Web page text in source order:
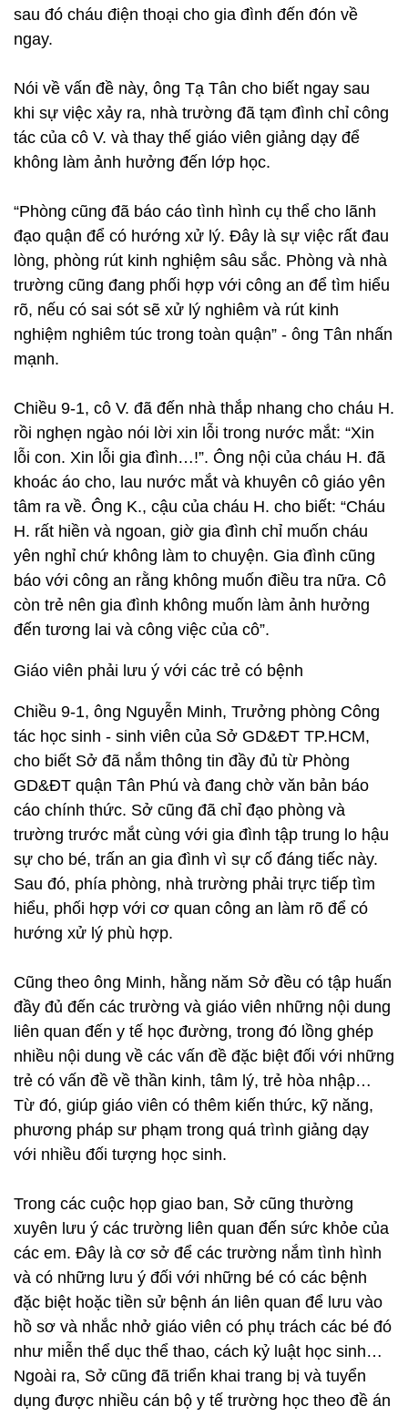
sau đó cháu điện thoại cho gia đình đến đón về
ngay.
Nói về vấn đề này, ông Tạ Tân cho biết ngay sau
khi sự việc xảy ra, nhà trường đã tạm đình chỉ công
tác của cô V. và thay thế giáo viên giảng dạy để
không làm ảnh hưởng đến lớp học.
“Phòng cũng đã báo cáo tình hình cụ thể cho lãnh
đạo quận để có hướng xử lý. Đây là sự việc rất đau
lòng, phòng rút kinh nghiệm sâu sắc. Phòng và nhà
trường cũng đang phối hợp với công an để tìm hiểu
rõ, nếu có sai sót sẽ xử lý nghiêm và rút kinh
nghiệm nghiêm túc trong toàn quận” - ông Tân nhấn
mạnh.
Chiều 9-1, cô V. đã đến nhà thắp nhang cho cháu H.
rồi nghẹn ngào nói lời xin lỗi trong nước mắt: “Xin
lỗi con. Xin lỗi gia đình…!”. Ông nội của cháu H. đã
khoác áo cho, lau nước mắt và khuyên cô giáo yên
tâm ra về. Ông K., cậu của cháu H. cho biết: “Cháu
H. rất hiền và ngoan, giờ gia đình chỉ muốn cháu
yên nghỉ chứ không làm to chuyện. Gia đình cũng
báo với công an rằng không muốn điều tra nữa. Cô
còn trẻ nên gia đình không muốn làm ảnh hưởng
đến tương lai và công việc của cô”.
Giáo viên phải lưu ý với các trẻ có bệnh
Chiều 9-1, ông Nguyễn Minh, Trưởng phòng Công
tác học sinh - sinh viên của Sở GD&ĐT TP.HCM,
cho biết Sở đã nắm thông tin đầy đủ từ Phòng
GD&ĐT quận Tân Phú và đang chờ văn bản báo
cáo chính thức. Sở cũng đã chỉ đạo phòng và
trường trước mắt cùng với gia đình tập trung lo hậu
sự cho bé, trấn an gia đình vì sự cố đáng tiếc này.
Sau đó, phía phòng, nhà trường phải trực tiếp tìm
hiểu, phối hợp với cơ quan công an làm rõ để có
hướng xử lý phù hợp.
Cũng theo ông Minh, hằng năm Sở đều có tập huấn
đầy đủ đến các trường và giáo viên những nội dung
liên quan đến y tế học đường, trong đó lồng ghép
nhiều nội dung về các vấn đề đặc biệt đối với những
trẻ có vấn đề về thần kinh, tâm lý, trẻ hòa nhập…
Từ đó, giúp giáo viên có thêm kiến thức, kỹ năng,
phương pháp sư phạm trong quá trình giảng dạy
với nhiều đối tượng học sinh.
Trong các cuộc họp giao ban, Sở cũng thường
xuyên lưu ý các trường liên quan đến sức khỏe của
các em. Đây là cơ sở để các trường nắm tình hình
và có những lưu ý đối với những bé có các bệnh
đặc biệt hoặc tiền sử bệnh án liên quan để lưu vào
hồ sơ và nhắc nhở giáo viên có phụ trách các bé đó
như miễn thể dục thể thao, cách kỷ luật học sinh…
Ngoài ra, Sở cũng đã triển khai trang bị và tuyển
dụng được nhiều cán bộ y tế trường học theo đề án